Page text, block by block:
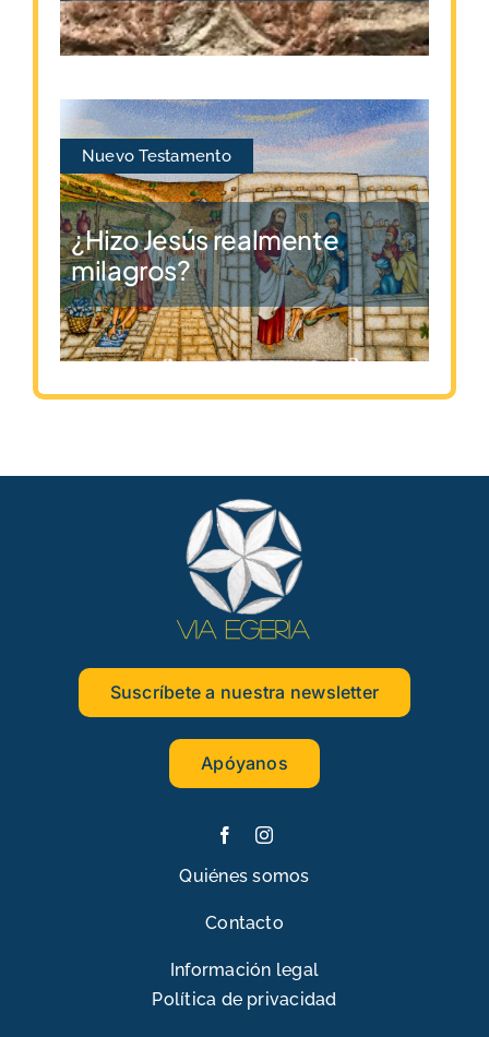
Nuevo Testamento
¿Hizo Jesús realmente
milagros?
Suscríbete a nuestra newsletter
Apóyanos
Quiénes somos
Contacto
Información legal
Política de privacidad